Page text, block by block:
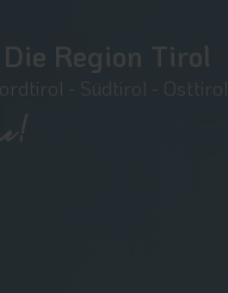
Die Region Tirol
- Südtirol - Osttirol